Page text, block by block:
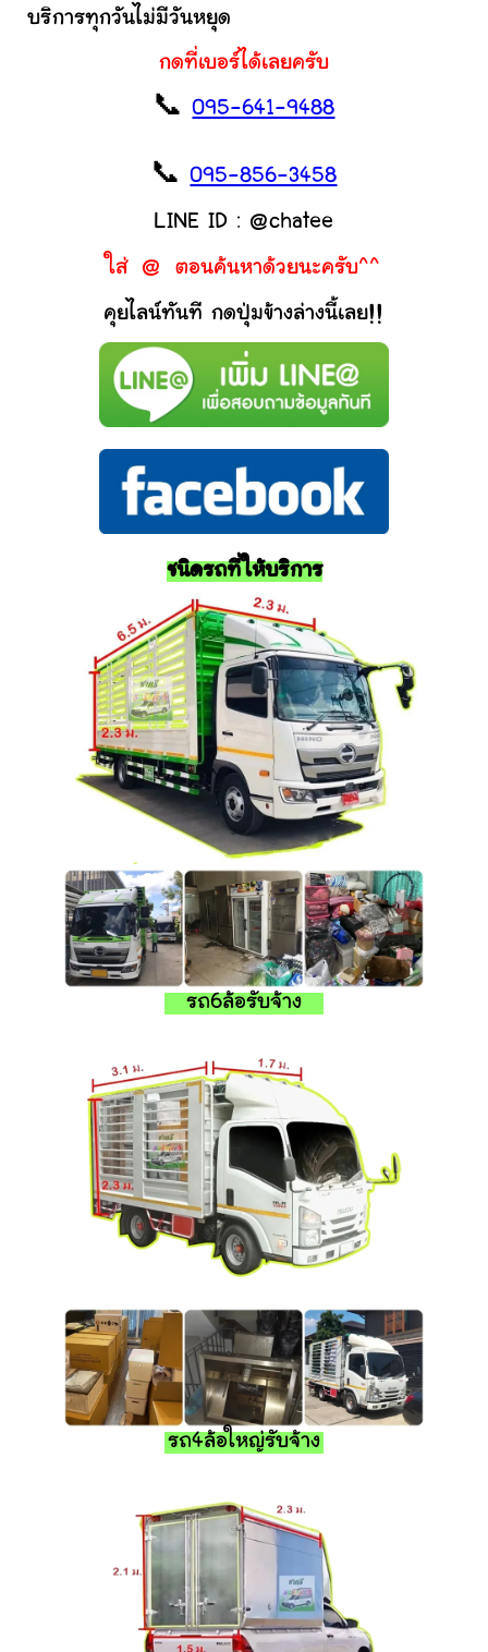
บริการทุกวันไม่มีวันหยุด
กดที่เบอร์ได้เลยครับ
📞095-641-9488
📞095-856-3458
LINE ID : @chatee
ใส่ @ ตอนค้นหาด้วยนะครับ^^
คุยไลน์ทันที กดปุ่มข้างล่างนี้เลย!!
ชนิดรถที่ให้บริการ
รถ6ล้อรับจ้าง
รถ4ล้อใหญ่รับจ้าง